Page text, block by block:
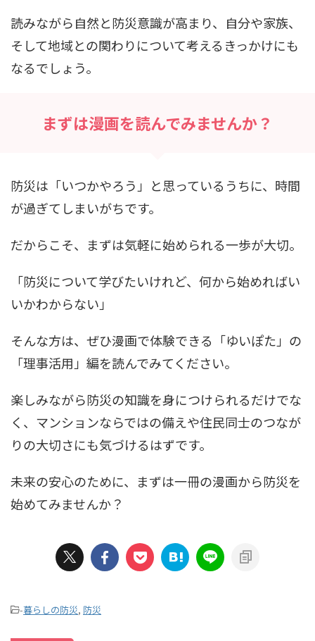
読みながら自然と防災意識が高まり、自分や家族、
そして地域との関わりについて考えるきっかけにも
なるでしょう。
まずは漫画を読んでみませんか？
防災は「いつかやろう」と思っているうちに、時間
が過ぎてしまいがちです。
だからこそ、まずは気軽に始められる一歩が大切。
「防災について学びたいけれど、何から始めればい
いかわからない」
そんな方は、ぜひ漫画で体験できる「ゆいぽた」の
「理事活用」編を読んでみてください。
楽しみながら防災の知識を身につけられるだけでな
く、マンションならではの備えや住民同士のつなが
りの大切さにも気づけるはずです。
未来の安心のために、まずは一冊の漫画から防災を
始めてみませんか？
-暮らしの防災, 防災